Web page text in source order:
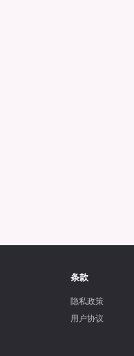
条款
隐私政策
用户协议